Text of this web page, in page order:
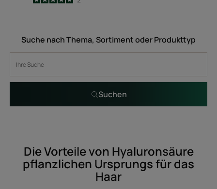
Suche nach Thema, Sortiment oder Produkttyp
Suchen
Die Vorteile von Hyaluronsäure
pflanzlichen Ursprungs für das
Haar